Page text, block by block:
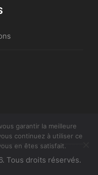
Tous droits réservés.
garantir la meilleure
continuez à utiliser ce
en êtes satisfait.